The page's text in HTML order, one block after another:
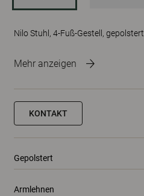
Nilo Stuhl, 4-Fuß-Gestell,
Mehr anzeigen
KONTAKT
Gepolstert
Armlehnen